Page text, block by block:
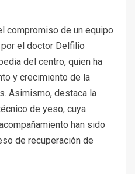
compromiso de un equipo
el doctor Delfilio
del centro, quien ha
y crecimiento de la
Asimismo, destaca la
de yeso, cuya
han sido
de recuperación de